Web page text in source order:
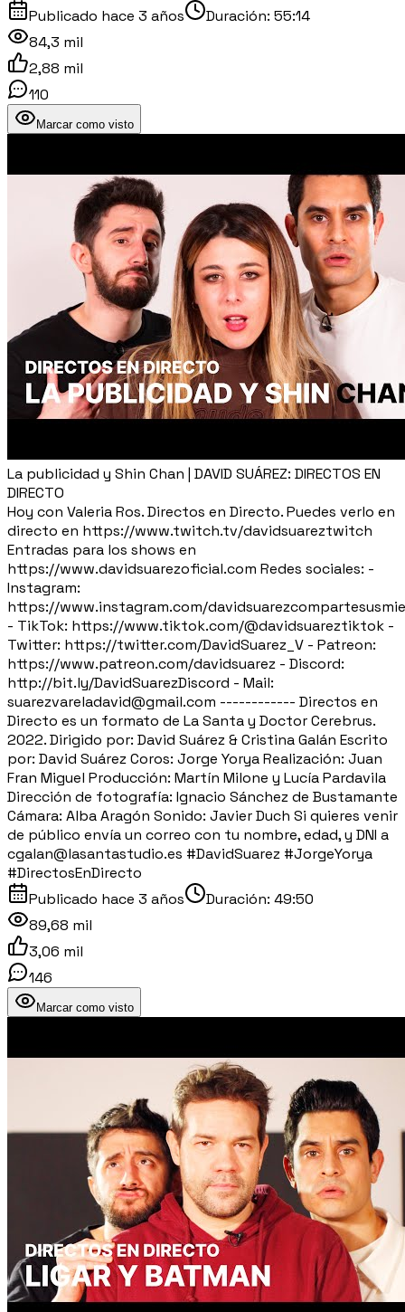
Publicado hace 3 años Duración: 55:14
84,3 mil
2,88 mil
110
Marcar como visto
La publicidad y Shin Chan | DAVID SUÁREZ: DIRECTOS EN
DIRECTO
Hoy con Valeria Ros. Directos en Directo. Puedes verlo en
directo en https://www.twitch.tv/davidsuareztwitch
Entradas para los shows en
https://www.davidsuarezoficial.com Redes sociales: -
Instagram:
https://www.instagram.com/
- TikTok: https://www.tiktok.com/@davidsuareztiktok -
Twitter: https://twitter.com/DavidSuarez_V - Patreon:
https://www.patreon.com/davidsuarez - Discord:
http://bit.ly/DavidSuarezDiscord - Mail:
suarezvareladavid@gmail.com ------------ Directos en
Directo es un formato de La Santa y Doctor Cerebrus.
2022. Dirigido por: David Suárez & Cristina Galán Escrito
por: David Suárez Coros: Jorge Yorya Realización: Juan
Fran Miguel Producción: Martín Milone y Lucía Pardavila
Dirección de fotografía: Ignacio Sánchez de Bustamante
Cámara: Alba Aragón Sonido: Javier Duch Si quieres venir
de público envía un correo con tu nombre, edad, y DNI a
cgalan@lasantastudio.es #DavidSuarez #JorgeYorya
#DirectosEnDirecto
Publicado hace 3 años Duración: 49:50
89,68 mil
3,06 mil
146
Marcar como visto